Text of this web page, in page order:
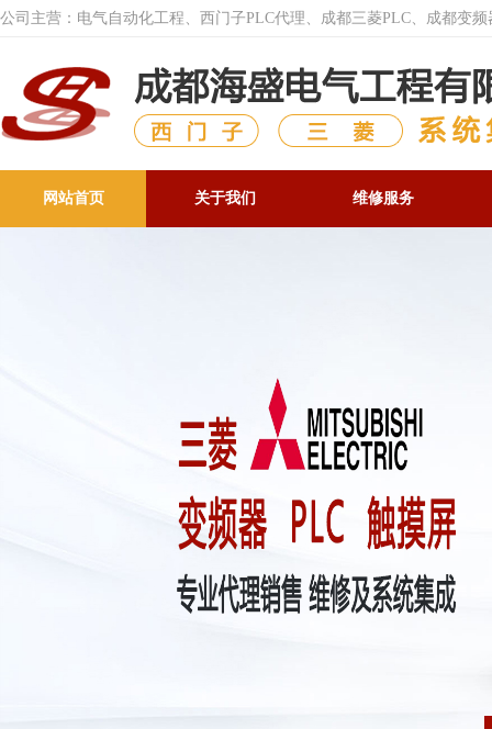
公司主营：电气自动化工程、西门子PLC代理、成都三菱PLC、成都变
网站首页 关于我们 维修服务